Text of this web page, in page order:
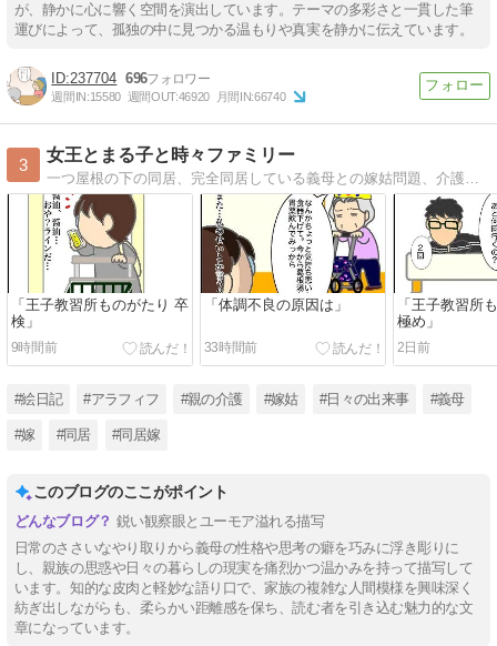
が、静かに心に響く空間を演出しています。テーマの多彩さと一貫した筆
運びによって、孤独の中に見つかる温もりや真実を静かに伝えています。
237704 696
週間IN:15580 週間OUT:46920 月間IN:66740
3
女王とまる子と時々ファミリー
一つ屋根の下の同居、完全同居している義母との嫁姑問題、介護に対する嫁の愚痴メインのブログです。
「王子教習所ものがたり 卒
検」
9時間前
「体調不良の原因は」
33時間前
「王子教習所
極め」
2日前
#絵日記 #アラフィフ #親の介護 #嫁姑 #日々の出来事 #義母
#嫁 #同居 #同居嫁
このブログのここがポイント
鋭い観察眼とユーモア溢れる描写
日常のささいなやり取りから義母の性格や思考の癖を巧みに浮き彫りに
し、親族の思惑や日々の暮らしの現実を痛烈かつ温かみを持って描写して
います。知的な皮肉と軽妙な語り口で、家族の複雑な人間模様を興味深く
紡ぎ出しながらも、柔らかい距離感を保ち、読む者を引き込む魅力的な文
章になっています。